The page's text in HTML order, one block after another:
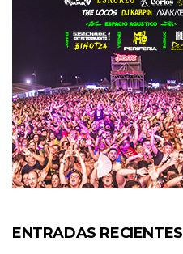
ENTRADAS RECIENTES